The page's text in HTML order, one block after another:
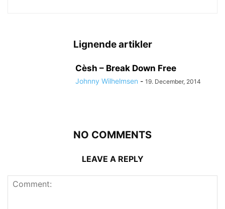
Lignende artikler
Cèsh – Break Down Free
Johnny Wilhelmsen - 19. December, 2014
NO COMMENTS
LEAVE A REPLY